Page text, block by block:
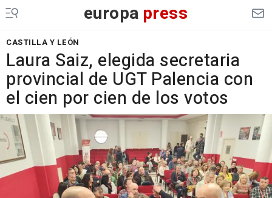
europa press
CASTILLA Y LEÓN
Laura Saiz, elegida secretaria
provincial de UGT Palencia con
el cien por cien de los votos